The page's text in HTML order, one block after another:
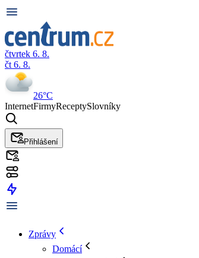
čtvrtek 6. 8.
čt 6. 8.
26°C
InternetFirmyReceptySlovníky
Přihlášení
Zprávy
Domácí